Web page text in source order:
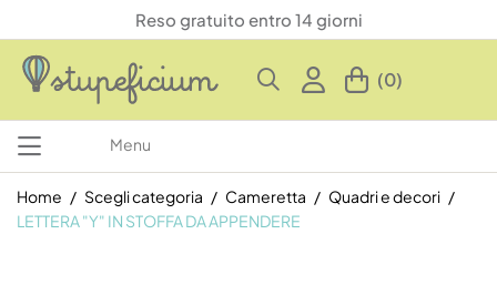
Reso gratuito entro 14 giorni
(0)
Menu
Home Scegli categoria Cameretta
Quadri e decori
LETTERA "Y" IN STOFFA DA APPENDERE